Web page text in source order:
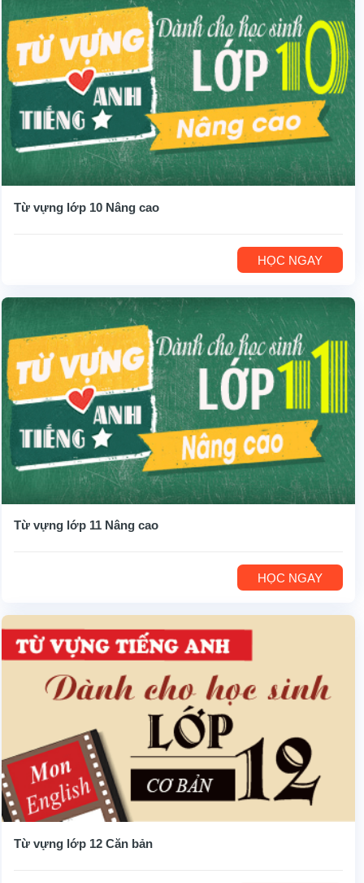
Từ vựng lớp 10 Nâng cao
HỌC NGAY
Từ vựng lớp 11 Nâng cao
HỌC NGAY
Từ vựng lớp 12 Căn bản